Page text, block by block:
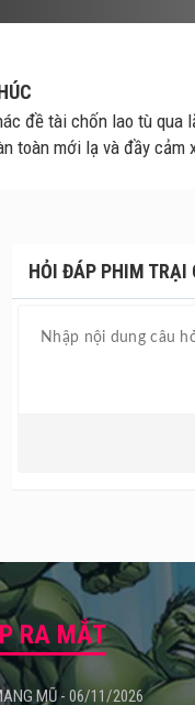
đề tài chốn lao tù qua
toàn mới lạ và đầy
HỎI ĐÁP PHIM TRẠI
RA MẮT
MŨ - 06/11/2026